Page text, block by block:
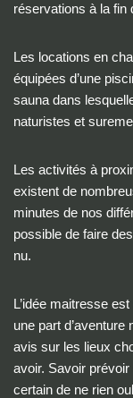
réservations à la fin
Les locations en
équipées d’une
sauna dans
naturistes et
Les activités à
existent de
minutes de nos
possible de faire
nu.
L’idée maitresse
une part d’aventure
avis sur les lieux
avoir. Savoir
certain de ne rien